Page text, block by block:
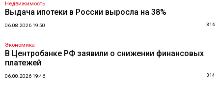
Недвижимость
Выдача ипотеки в России выросла на 38%
06.08.2026 19:50 316
Экономика
В Центробанке РФ заявили о снижении финансовых
платежей
06.08.2026 19:46 314